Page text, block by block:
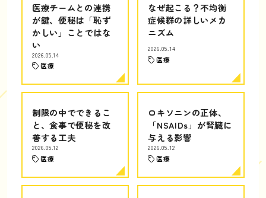
医療チームとの連携
が鍵、便秘は「恥ず
かしい」ことではな
い
2026.05.14
医療
なぜ起こる？不均衡
症候群の詳しいメカ
ニズム
2026.05.14
医療
制限の中でできるこ
と、食事で便秘を改
善する工夫
2026.05.12
医療
ロキソニンの正体、
「NSAIDs」が腎臓に
与える影響
2026.05.12
医療